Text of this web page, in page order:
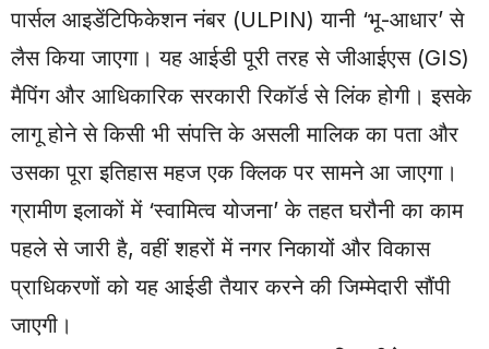
पार्सल आइडेंटिफिकेशन नंबर (ULPIN) यानी ‘भू-आधार’ से
लैस किया जाएगा। यह आईडी पूरी तरह से जीआईएस (GIS)
मैपिंग और आधिकारिक सरकारी रिकॉर्ड से लिंक होगी। इसके
लागू होने से किसी भी संपत्ति के असली मालिक का पता और
उसका पूरा इतिहास महज एक क्लिक पर सामने आ जाएगा।
ग्रामीण इलाकों में ‘स्वामित्व योजना’ के तहत घरौनी का काम
पहले से जारी है, वहीं शहरों में नगर निकायों और विकास
प्राधिकरणों को यह आईडी तैयार करने की जिम्मेदारी सौंपी
जाएगी।